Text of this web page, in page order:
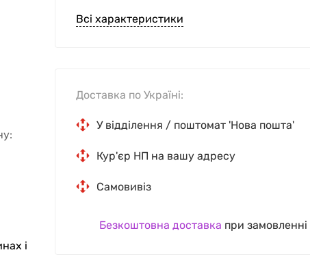
і
Доставка по Україні:
У відділення / поштомат 'Нова пошта'
Кур'єр НП на вашу адресу
Самовивіз
Безкоштовна доставка при замовленні
Всі характеристики